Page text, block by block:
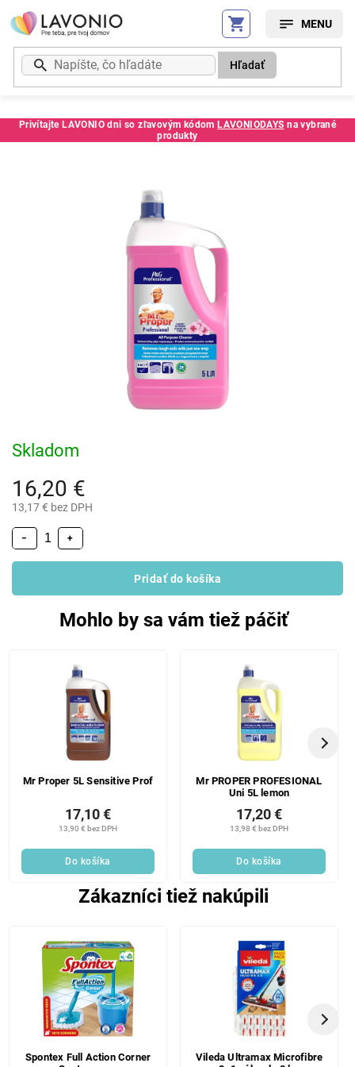
Prejsť
na
obsah
Privítajte LAVONIO dni so zľavovým kódom LAVONIODAYS na vybrané
produkty
Hľadať
Kód: SC117849MT
16,20 €
13,17 € bez DPH
Skladom
+
−
Pridať do košíka
Mohlo by sa vám tiež páčiť
Mr Proper 5L Sensitive Prof
13,90 € bez DPH
17,10 €
Do košíka
Mr PROPER PROFESIONAL
Uni 5L lemon
13,98 € bez DPH
17,20 €
Do košíka
Zákazníci tiež nakúpili
Spontex Full Action Corner
Vileda Ultramax Microfibre